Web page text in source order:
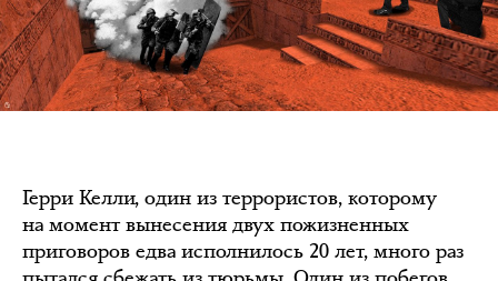
Герри Келли, один из террористов, которому
на момент вынесения двух пожизненных
приговоров едва исполнилось 20 лет, много раз